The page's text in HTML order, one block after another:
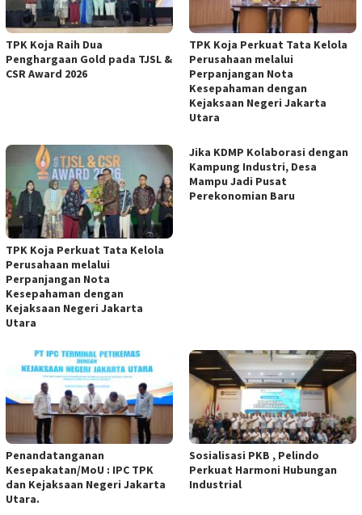
TPK Koja Raih Dua
Penghargaan Gold pada TJSL &
CSR Award 2026
TPK Koja Perkuat Tata Kelola
Perusahaan melalui
Perpanjangan Nota
Kesepahaman dengan
Kejaksaan Negeri Jakarta
Utara ‎
TPK Koja Perkuat Tata Kelola
Perusahaan melalui
Perpanjangan Nota
Kesepahaman dengan
Kejaksaan Negeri Jakarta
Utara ‎
Jika KDMP Kolaborasi dengan
Kampung Industri, Desa
Mampu Jadi Pusat
Perekonomian Baru
‎Penandatanganan
Kesepakatan/MoU : IPC TPK
dan Kejaksaan Negeri Jakarta
Utara.
Sosialisasi PKB , Pelindo
Perkuat Harmoni Hubungan
Industrial